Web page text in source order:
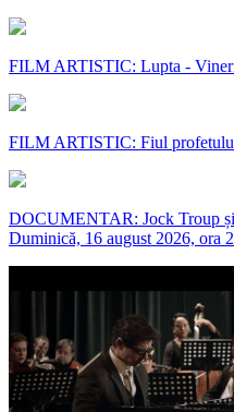
FILM ARTISTIC: Lupta -
FILM ARTISTIC: Fiul profetului
DOCUMENTAR: Jock Troup
Duminică, 16 august 2026, ora